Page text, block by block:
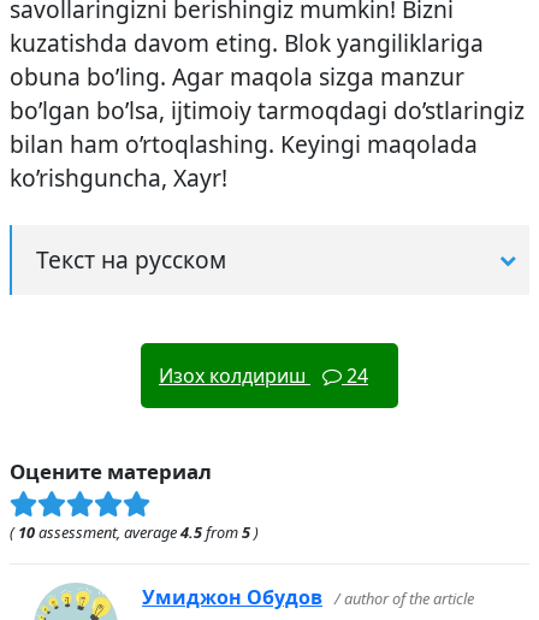
savollaringizni berishingiz mumkin! Bizni
kuzatishda davom eting. Blok yangiliklariga
obuna bo’ling. Agar maqola sizga manzur
bo’lgan bo’lsa, ijtimoiy tarmoqdagi do’stlaringiz
bilan ham o’rtoqlashing. Keyingi maqolada
ko’rishguncha, Xayr!
Текст на русском
Изох колдириш 24
Оцените материал
(10assessment, average4.5from5 )
Умиджон Обудов / author of the article